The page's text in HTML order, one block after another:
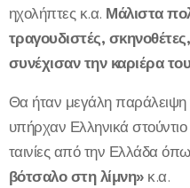
ηχολήπτες κ.α. Μάλιστα
τραγουδιστές,
συνέχισαν την καριέρα
Θα ήταν μεγάλη
υπήρχαν Ελληνικά
ταινίες από την Ελλάδα
βότσαλο στη λίμνη» κ.α.